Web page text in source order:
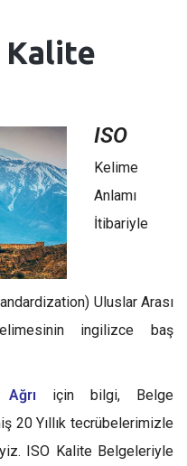
Kalite
ISO
Kelime
Anlamı
İtibariyle
Uluslar Arası
ingilizce baş
Ağrı için bilgi, Belge
20 Yıllık tecrübelerimizle
ISO Kalite Belgeleriyle